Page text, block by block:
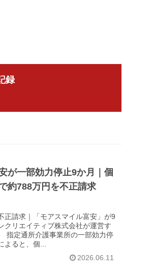
録
が一部効力停止9か月｜個
約788万円を不正請求
正請求｜「モアスマイル富安」が9
クリエイティブ株式会社が運営す
指定通所介護事業所の一部効力停
ると、個...
2026.06.11